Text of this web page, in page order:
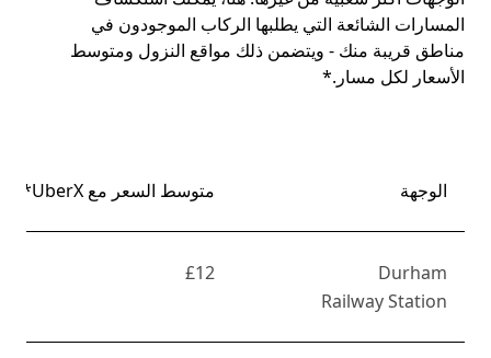
المسارات الشائعة التي يطلبها الركاب الموجودون في
مناطق قريبة منك - ويتضمن ذلك مواقع النزول ومتوسط
الأسعار لكل مسار.*
الوجهة متوسط السعر مع UberX*
Durham
Railway Station
£12